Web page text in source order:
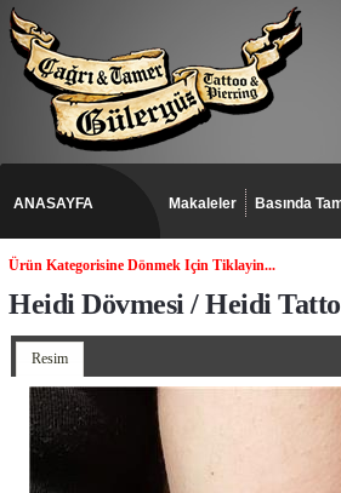
ANASAYFA Makaleler Basında
Ürün Kategorisine Dönmek Için Tiklayin...
Heidi Dövmesi / Heidi
Resim